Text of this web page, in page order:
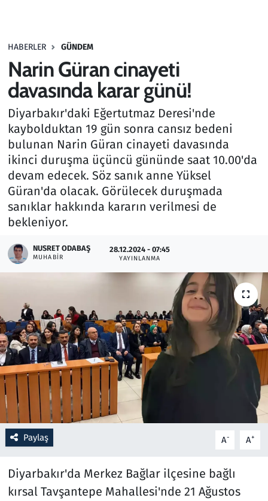
HABERLER GÜNDEM
Narin Güran cinayeti
davasında karar günü!
Diyarbakır'daki Eğertutmaz Deresi'nde
kaybolduktan 19 gün sonra cansız bedeni
bulunan Narin Güran cinayeti davasında
ikinci duruşma üçüncü gününde saat 10.00'da
devam edecek. Söz sanık anne Yüksel
Güran'da olacak. Görülecek duruşmada
sanıklar hakkında kararın verilmesi de
bekleniyor.
NUSRET ODABAŞ
MUHABIR
28.12.2024 - 07:45
YAYINLANMA
Paylaş A- A+
Diyarbakır'da Merkez Bağlar ilçesine bağlı
kırsal Tavşantepe Mahallesi'nde 21 Ağustos
Haber
Kültür Sanat
Kurumsal Haberler
Lezzet Durağı
Memur ve Kamu
Otomobil
Rüya Tabirleri
Sağlık
Savunma Sanayi
Seçim 2023
Spor
Teknoloji ve Bilim